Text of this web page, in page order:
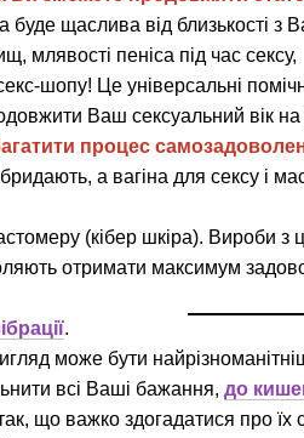
щаслива від близькості з
млявості пеніса під час сексу,
шопу! Це універсальні
Ваш сексуальний вік на
процес
а вагіна для сексу і
(кібер шкіра). Вироби з
отримати максимум
.
може бути
всі Ваші бажання, до
що важко здогадатися про їх